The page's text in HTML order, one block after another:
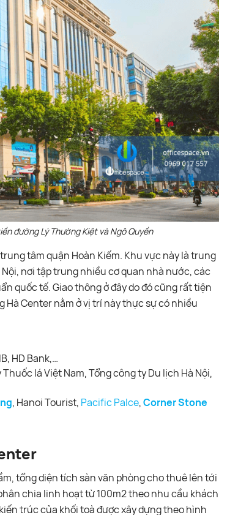
đường Lý Thường Kiệt và Ngô Quyền
tâm quận Hoàn Kiếm. Khu vực này là trung
nơi tập trung nhiều cơ quan nhà nước, các
quốc tế. Giao thông ở đây do đó cũng rất tiện
Hà Center nằm ở vị trí này thực sự có nhiều
HD Bank,…
lá Việt Nam, Tổng công ty Du lịch Hà Nội,
, Hanoi Tourist, Pacific Palce,Corner Stone
tổng diện tích sàn văn phòng cho thuê lên tới
chia linh hoạt từ 100m2 theo nhu cầu khách
trúc của khối toà được xây dựng theo hình